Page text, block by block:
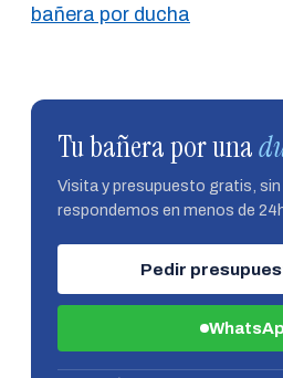
bañera por ducha
Tu bañera por una
Visita y presupuesto gratis,
respondemos en menos de
Pedir